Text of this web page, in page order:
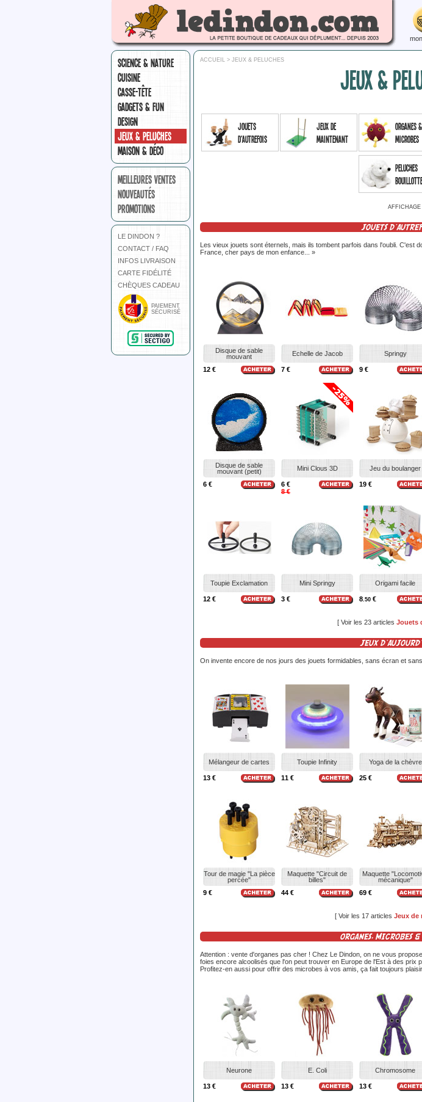
SCIENCE & NATURE
CUISINE
CASSE-TÊTE
GADGETS & FUN
DESIGN
JEUX & PELUCHES
MAISON & DÉCO
MEILLEURES VENTES
NOUVEAUTÉS
PROMOTIONS
LE DINDON ?
CONTACT / FAQ
INFOS LIVRAISON
CARTE FIDÉLITÉ
CHÈQUES CADEAU
PAIEMENT
SÉCURISÉ
ACCUEIL > JEUX & PELUCHES
JEUX &
Jouets
d'autrefois
Jeux de
maintenant
Organes &
microbes
Peluches
AFFICHAGE
JOUETS
Les vieux jouets sont éternels, mais ils tombent parfois dans l'oubli. C'est
France, cher pays de mon enfance... »
Disque de sable
mouvant
12 €
Echelle de Jacob
7 €
Springy
9 €
Disque de sable
mouvant (petit)
6 €
Mini Clous 3D
6 €
8 €
Jeu du boulanger
19 €
Toupie Exclamation
12 €
Mini Springy
3 €
Origami facile
8.50 €
[ Voir les 23 articles Jouets
JEUX
On invente encore de nos jours des jouets formidables, sans écran et
Mélangeur de cartes
13 €
Toupie Infinity
11 €
Yoga de la chèvre
25 €
Tour de magie "La pièce
percée"
9 €
Maquette "Circuit de
billes"
44 €
Maquette
mécanique"
69 €
[ Voir les 17 articles Jeux de
ORGANES, MICROBES
Attention : vente d'organes pas cher ! Chez Le Dindon, on ne vous
foies encore alcoolisés que l'on peut trouver en Europe de l'Est à des prix
Profitez-en aussi pour offrir des microbes à vos amis, ça fait toujours plaisir.
Neurone
13 €
E. Coli
13 €
Chromosome
13 €